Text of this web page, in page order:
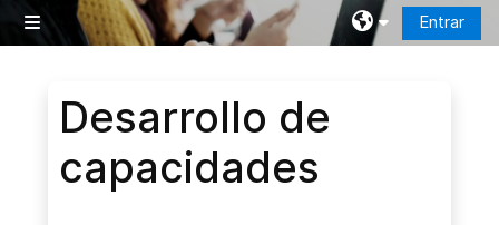
Salta al contenido principal
Panel lateral
Entrar
Bloques
Desarrollo de
capacidades